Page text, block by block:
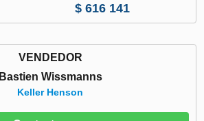
$ 616 141
VENDEDOR
Bastien Wissmanns
Keller Henson